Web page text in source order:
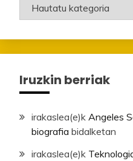
Mailak
Iruzkin berriak
irakaslea(e)k Angeles
biografia bidalketan
irakaslea(e)k